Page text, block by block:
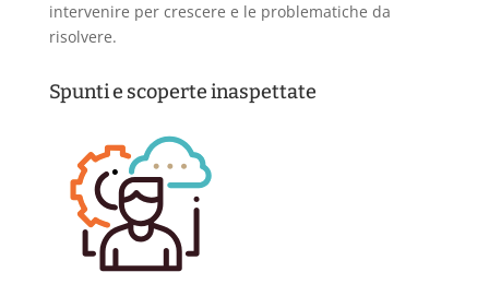
intervenire per crescere e le problematiche da
risolvere.
Spunti e scoperte inaspettate